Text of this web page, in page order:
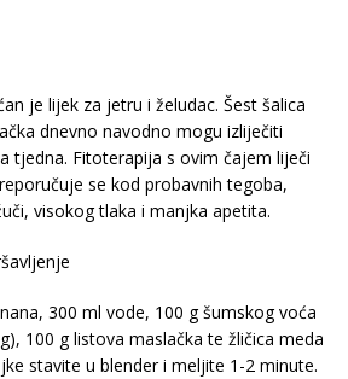
je lijek za jetru i želudac. Šest šalica
dnevno navodno mogu izliječiti
tjedna. Fitoterapija s ovim čajem liječi
se kod probavnih tegoba,
visokog tlaka i manjka apetita.
300 ml vode, 100 g šumskog voća
100 g listova maslačka te žličica meda
stavite u blender i meljite 1-2 minute.